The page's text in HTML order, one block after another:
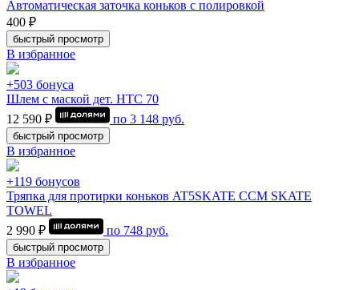
Автоматическая заточка коньков с полировкой
400 ₽
быстрый просмотр
В избранное
+503 бонуса
Шлем с маской дет. HTC 70
12 590 ₽
по 3 148 руб.
быстрый просмотр
В избранное
+119 бонусов
Тряпка для протирки коньков AT5SKATE CCM SKATE
TOWEL
2 990 ₽
по 748 руб.
быстрый просмотр
В избранное